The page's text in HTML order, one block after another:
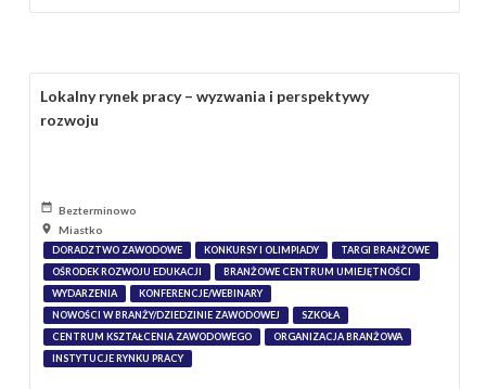
Lokalny rynek pracy – wyzwania i perspektywy
rozwoju
Bezterminowo
Miastko
DORADZTWO ZAWODOWE KONKURSY I OLIMPIADY
TARGI BRANŻOWE
OŚRODEK ROZWOJU EDUKACJI
BRANŻOWE CENTRUM UMIEJĘTNOŚCI
WYDARZENIA
KONFERENCJE/WEBINARY
NOWOŚCI W BRANŻY/DZIEDZINIE ZAWODOWEJ
SZKOŁA
CENTRUM KSZTAŁCENIA ZAWODOWEGO
ORGANIZACJA BRANŻOWA
INSTYTUCJE RYNKU PRACY